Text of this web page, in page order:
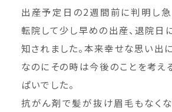
出産予定日の2週間前に判明し
転院して少し早めの出産、退院日
知されました。本来幸せな思い出
なのにその時は今後のことを考え
ぱいでした。
抗がん剤で髪が抜け眉毛もなく